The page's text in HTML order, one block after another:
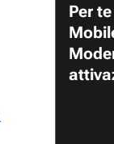
Per